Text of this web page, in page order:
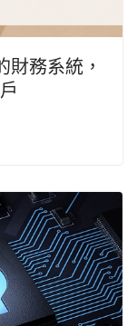
務系統，